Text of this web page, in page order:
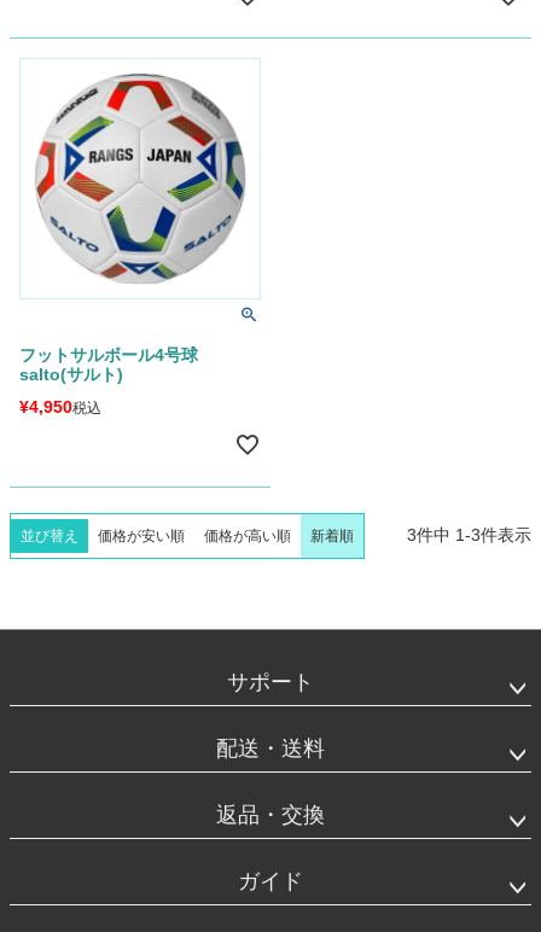
フットサルボール4号球
salto(サルト)
¥4,950税込
並び替え 価格が安い順 価格が高い順 新着順 3件中 1-3件表示
サポート
配送・送料
返品・交換
ガイド